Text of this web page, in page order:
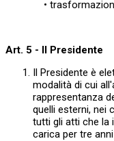
•
Art. 5 - Il Presidente
Il Presidente è
modalità di cui
rappresentanza
quelli esterni, nei
tutti gli atti che la
carica per tre